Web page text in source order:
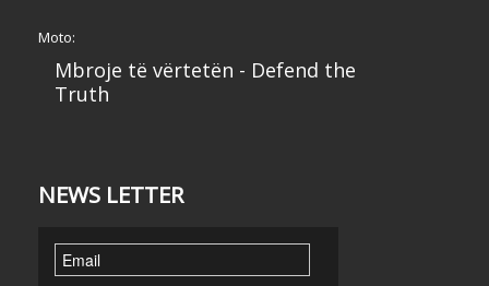
Moto:
Mbroje të vërtetën - Defend the
Truth
NEWS LETTER